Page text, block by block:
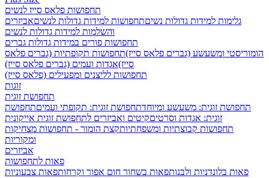
תחפושות פלאס סייז לנשים
גלימות למידות גדולות נשיםתחפושות למידות גדולות לנשיםאביזרים
והשלמות למידות גדולות לנשים
תחפושות פורים במידות גדולות גברים
הומוריסטי ומשעשע (גברים פלאס סייז)תחפושות תקופתיות (גברים פלאס
סייז)אגדות ועמים (גברים פלאס סייז)
תחפושות לליצנים ומפעילים (פלאס סייז)
זוגות
תחפושת זוגית
תחפושת זוגית: משעשע ומיוחדתחפושת זוגית: תקופתי ועמיםתחפושת
זוגית: אגדות וסרטיםקיטים ואביזרים לתחפושת זוגית אייקונית
תחפושות קבוצתיות ומשפחתיותקצת הומור - תחפושות מצחיקות
ומקוריות
אביזרים
פאות לתחפושות
פאות בלונדניות ולבנותפאות בשחור חום אפור וקרחותפאות צבעוניות